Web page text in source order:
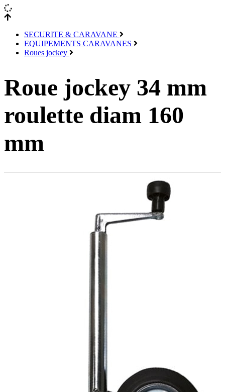
SECURITE & CARAVANE
EQUIPEMENTS CARAVANES
Roues jockey
Roue jockey 34 mm
roulette diam 160
mm